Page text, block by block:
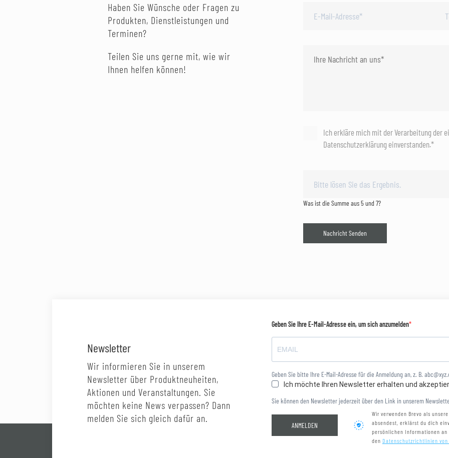
Haben Sie Wünsche oder Fragen zu
Produkten, Dienstleistungen und
Terminen?
Teilen Sie uns gerne mit, wie wir
Ihnen helfen können!
Ich erkläre mich mit der Verarbeitung der
Datenschutzerklärung einverstanden.*
Was ist die Summe aus 5 und 7?
Nachricht Senden
Newsletter
Wir informieren Sie in unserem
Newsletter über Produktneuheiten,
Aktionen und Veranstaltungen. Sie
möchten keine News verpassen? Dann
melden Sie sich gleich dafür an.
Geben Sie Ihre E-Mail-Adresse ein, um sich anzumelden
Geben Sie bitte Ihre E-Mail-Adresse für die Anmeldung an, z. B.
Ich möchte Ihren Newsletter erhalten und
Sie können den Newsletter jederzeit über den Link in unserem
ANMELDEN
Wir verwenden Brevo als
absendest, erklärst du dich
persönlichen Informationen an
den Datenschutzrichtlinien von